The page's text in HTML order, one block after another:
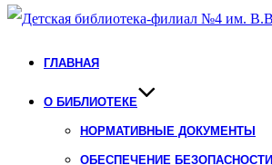
ГЛАВНАЯ
О БИБЛИОТЕКЕ
НОРМАТИВНЫЕ ДОКУМЕНТЫ
ОБЕСПЕЧЕНИЕ БЕЗОПАСНОСТИ